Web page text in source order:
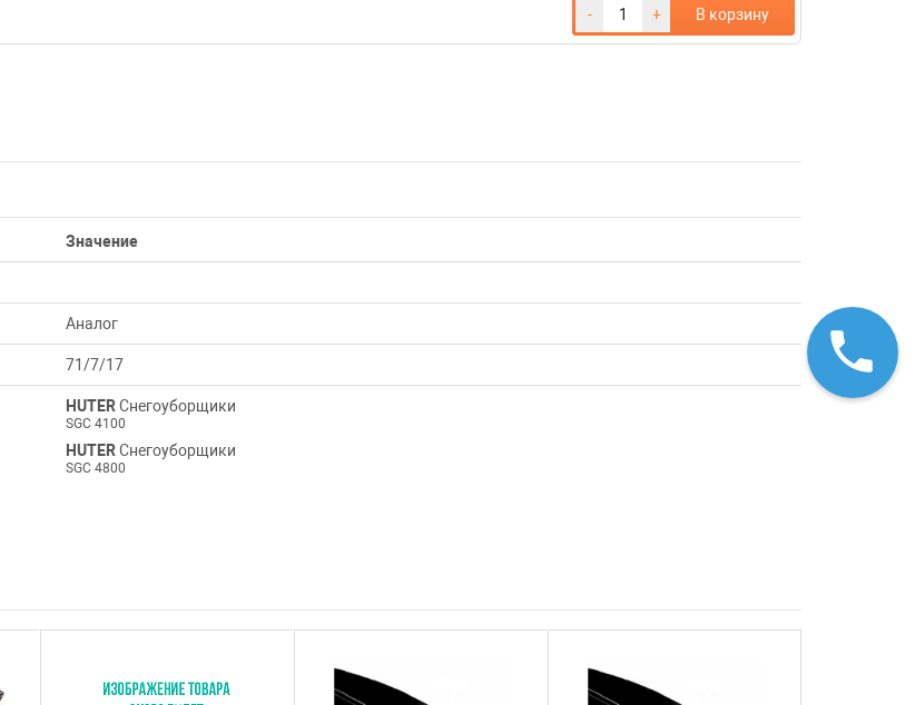
- + В корзину
Значение
Аналог
71/7/17
HUTERСнегоуборщики
SGC 4100
HUTERСнегоуборщики
SGC 4800